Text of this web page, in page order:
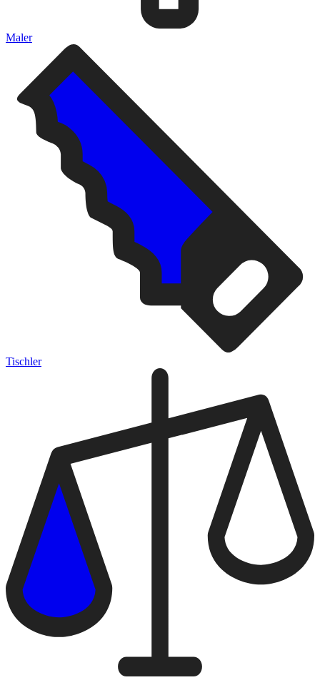
Maler
Tischler